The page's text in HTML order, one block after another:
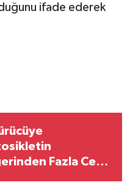
ifade ederek
Fazla Ceza